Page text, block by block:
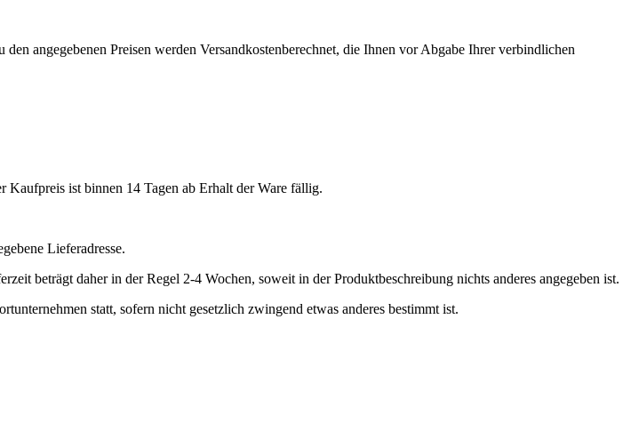
angegebenen Preisen werden Versandkostenberechnet, die Ihnen vor Abgabe Ihrer verbindlichen
Kaufpreis ist binnen 14 Tagen ab Erhalt der Ware fällig.
Lieferadresse.
beträgt daher in der Regel 2-4 Wochen, soweit in der Produktbeschreibung nichts anderes angegeben ist.
statt, sofern nicht gesetzlich zwingend etwas anderes bestimmt ist.